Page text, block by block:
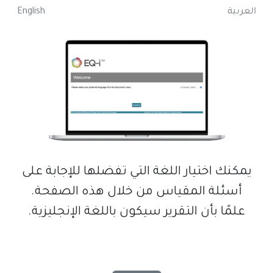
English العربية
يمكنك اختيار اللغة التي تفضلها للإجابة على
أسئلة المقياس من خلال هذه الصفحة.
علمًا بأن التقرير سيكون باللغة الإنجليزية.